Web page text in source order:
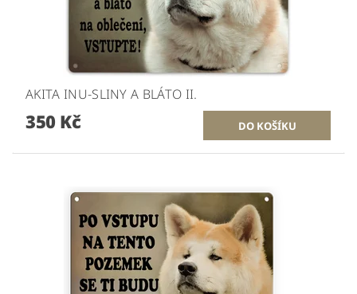
AKITA INU-SLINY A BLÁTO II.
350 Kč